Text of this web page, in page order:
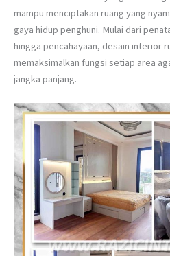
mampu menciptakan ruang yang
gaya hidup penghuni. Mulai dari
hingga pencahayaan, desain interior
memaksimalkan fungsi setiap area
jangka panjang.